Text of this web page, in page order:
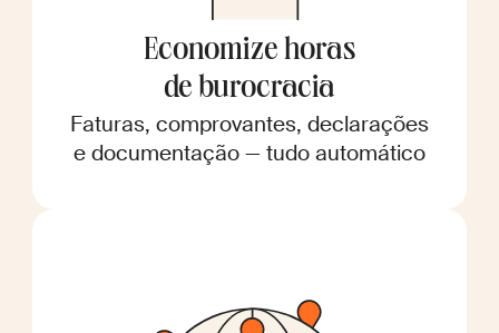
Economize horas
de burocracia
Faturas, comprovantes, declarações
e documentação — tudo automático